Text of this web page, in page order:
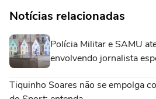
Notícias relacionadas
Polícia Militar e SAMU
envolvendo jornalista
Tiquinho Soares não se empolga